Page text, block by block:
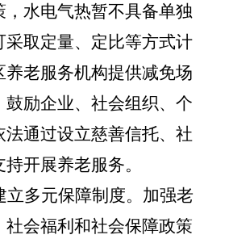
，水电气热暂不具备单独
采取定量、定比等方式计
养老服务机构提供减免场
鼓励企业、社会组织、个
法通过设立慈善信托、社
开展养老服务。
立多元保障制度。 加强老
社会福利和社会保障政策